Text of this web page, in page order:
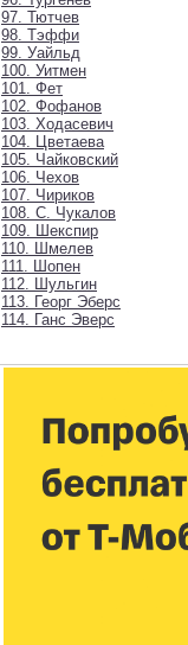
97. Тютчев
98. Тэффи
99. Уайльд
100. Уитмен
101. Фет
102. Фофанов
103. Ходасевич
104. Цветаева
105. Чайковский
106. Чехов
107. Чириков
108. С. Чукалов
109. Шекспир
110. Шмелев
111. Шопен
112. Шульгин
113. Георг Эберс
114. Ганс Эверс